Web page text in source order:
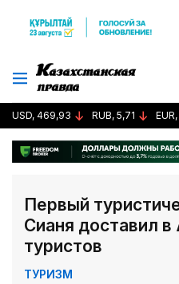
USD, 469,93 RUB, 5,71
Первый
Сианя доставил
туристов
ТУРИЗМ